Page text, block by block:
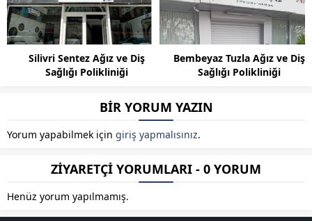
Silivri Sentez Ağız ve Diş
Sağlığı Polikliniği
Bembeyaz Tuzla Ağız ve Diş
Sağlığı Polikliniği
BİR YORUM YAZIN
Yorum yapabilmek için giriş yapmalısınız.
ZİYARETÇİ YORUMLARI - 0 YORUM
Henüz yorum yapılmamış.